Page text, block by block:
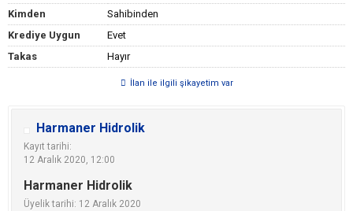
Kimden
Sahibinden
Krediye Uygun
Evet
Takas
Hayır
İlan ile ilgili şikayetim var
Harmaner Hidrolik
Kayıt tarihi:
12 Aralık 2020, 12:00
Harmaner Hidrolik
Üyelik tarihi: 12 Aralık 2020